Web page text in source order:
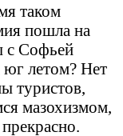
таком
пошла на
с Софьей
юг летом? Нет
туристов,
мазохизмом,